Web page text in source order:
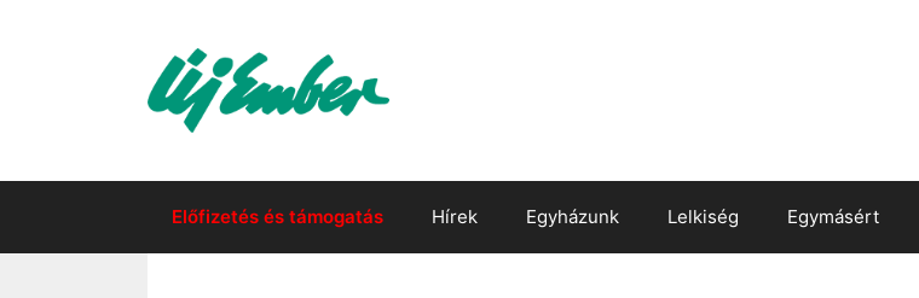
Előfizetés és támogatás Hírek Egyházunk Lelkiség Egymásért